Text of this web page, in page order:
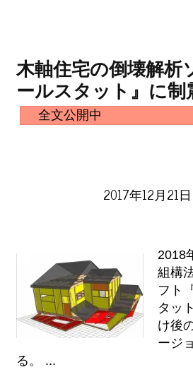
木軸住宅の倒壊解析
ールスタット』に制
全文公開中
2017年12月21
2018
組構
フト
タッ
け後
ージ
る。 ...